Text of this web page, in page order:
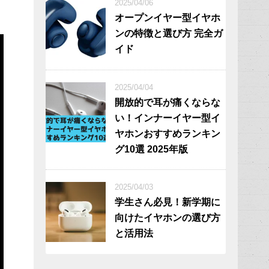
2025/04/06
オープンイヤー型イヤホ
ンの特徴と選び方 完全ガ
イド
2025/04/04
開放的で耳が痛くならな
い！インナーイヤー型イ
ヤホンおすすめランキン
グ10選 2025年版
2025/04/03
学生さん必見！新学期に
向けたイヤホンの選び方
と活用法